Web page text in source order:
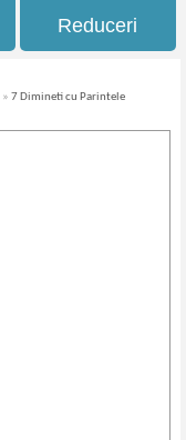
Reduceri
»7 Dimineti cu Parintele